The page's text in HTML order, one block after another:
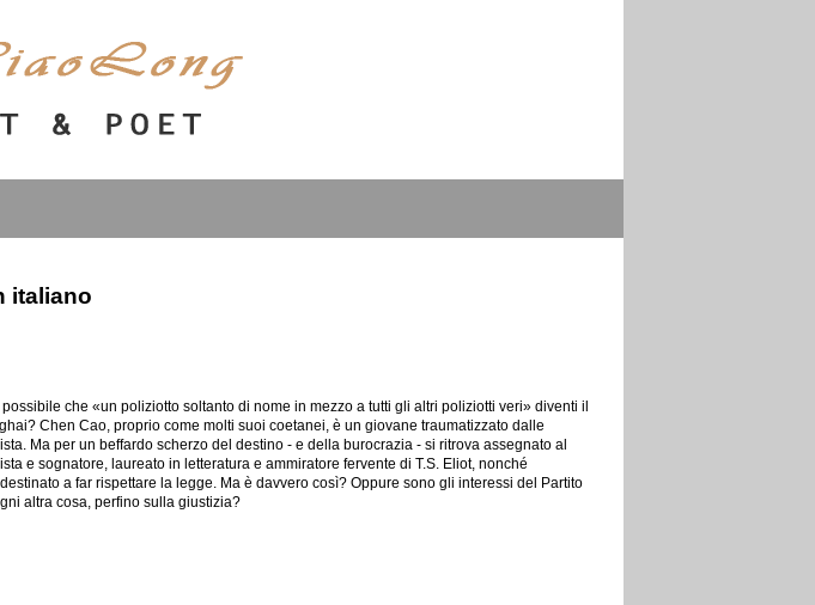
italiano
che «un poliziotto soltanto di nome in mezzo a tutti gli altri poliziotti veri» diventi il
Chen Cao, proprio come molti suoi coetanei, è un giovane traumatizzato dalle
Ma per un beffardo scherzo del destino - e della burocrazia - si ritrova assegnato al
e sognatore, laureato in letteratura e ammiratore fervente di T.S. Eliot, nonché
a far rispettare la legge. Ma è davvero così? Oppure sono gli interessi del Partito
altra cosa, perfino sulla giustizia?